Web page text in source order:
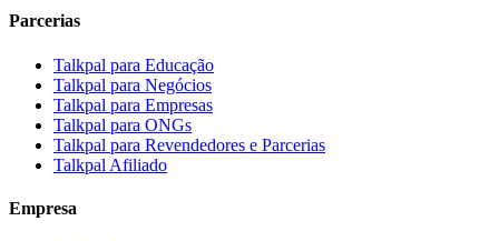
Parcerias
Talkpal para Educação
Talkpal para Negócios
Talkpal para Empresas
Talkpal para ONGs
Talkpal para Revendedores e Parcerias
Talkpal Afiliado
Empresa